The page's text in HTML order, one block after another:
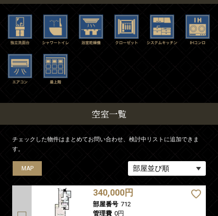
空室一覧
チェックした物件はまとめてお問い合わせ、検討中リストに追加できま
す。
MAP
340,000円
部屋番号 712
管理費 0円
MAP
MAP
MAP
MAP
MAP
MAP